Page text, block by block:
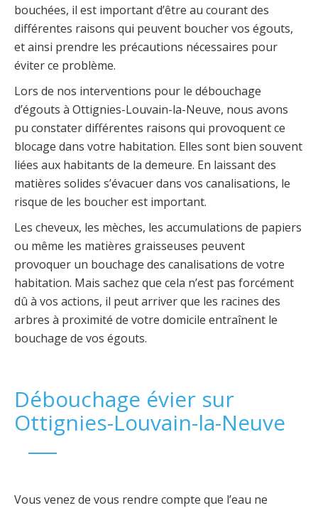
bouchées, il est important d’être au courant des
différentes raisons qui peuvent boucher vos égouts,
et ainsi prendre les précautions nécessaires pour
éviter ce problème.
Lors de nos interventions pour le débouchage
d’égouts à Ottignies-Louvain-la-Neuve, nous avons
pu constater différentes raisons qui provoquent ce
blocage dans votre habitation. Elles sont bien souvent
liées aux habitants de la demeure. En laissant des
matières solides s’évacuer dans vos canalisations, le
risque de les boucher est important.
Les cheveux, les mèches, les accumulations de papiers
ou même les matières graisseuses peuvent
provoquer un bouchage des canalisations de votre
habitation. Mais sachez que cela n’est pas forcément
dû à vos actions, il peut arriver que les racines des
arbres à proximité de votre domicile entraînent le
bouchage de vos égouts.
Débouchage évier sur
Ottignies-Louvain-la-Neuve
Vous venez de vous rendre compte que l’eau ne